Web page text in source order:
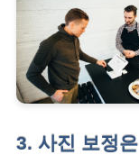
3. 사진 보정